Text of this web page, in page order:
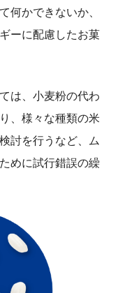
何かできないか、
ーに配慮したお菓
は、小麦粉の代わ
、様々な種類の米
討を行うなど、ム
めに試行錯誤の繰